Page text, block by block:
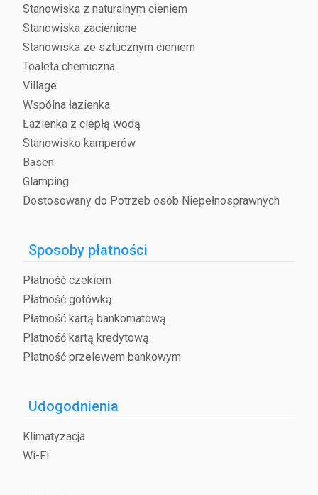
Stanowiska z naturalnym cieniem
Stanowiska zacienione
Stanowiska ze sztucznym cieniem
Toaleta chemiczna
Village
Wspólna łazienka
Łazienka z ciepłą wodą
Stanowisko kamperów
Basen
Glamping
Dostosowany do Potrzeb osób Niepełnosprawnych
Sposoby płatności
Płatność czekiem
Płatność gotówką
Płatność kartą bankomatową
Płatność kartą kredytową
Płatność przelewem bankowym
Udogodnienia
Klimatyzacja
Wi-Fi